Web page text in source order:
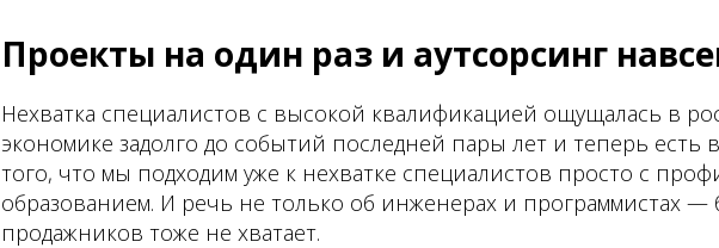
Проекты на один раз и аутсорсинг
Нехватка специалистов с высокой квалификацией ощущалась в
экономике задолго до событий последней пары лет и теперь есть
того, что мы подходим уже к нехватке специалистов просто с
образованием. И речь не только об инженерах и программистах —
продажников тоже не хватает.